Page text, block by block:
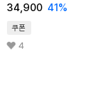
34,900 41%
쿠폰
4